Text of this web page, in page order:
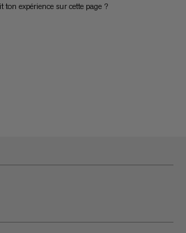
ton expérience sur cette page ?